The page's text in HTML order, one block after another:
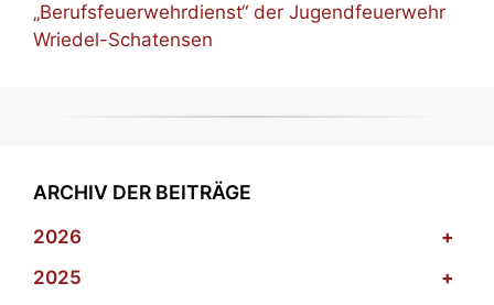
„Berufsfeuerwehrdienst“ der Jugendfeuerwehr
Wriedel-Schatensen
ARCHIV DER BEITRÄGE
2026
+
2025
+